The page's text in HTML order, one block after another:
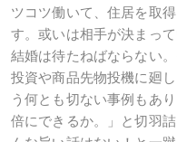
ツコツ働いて、住居を取
す。或いは相手が決まっ
結婚は待たねばならない
投資や商品先物投機に廻
う何とも切ない事例もあ
倍にできるか。」と切羽